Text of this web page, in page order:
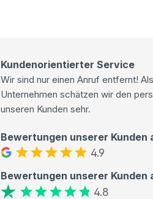
Kundenorientierter Service
Wir sind nur einen Anruf entfernt!
Unternehmen schätzen wir den
unseren Kunden sehr.
Bewertungen unserer Kunden
4.9
Bewertungen unserer Kunden
4.8